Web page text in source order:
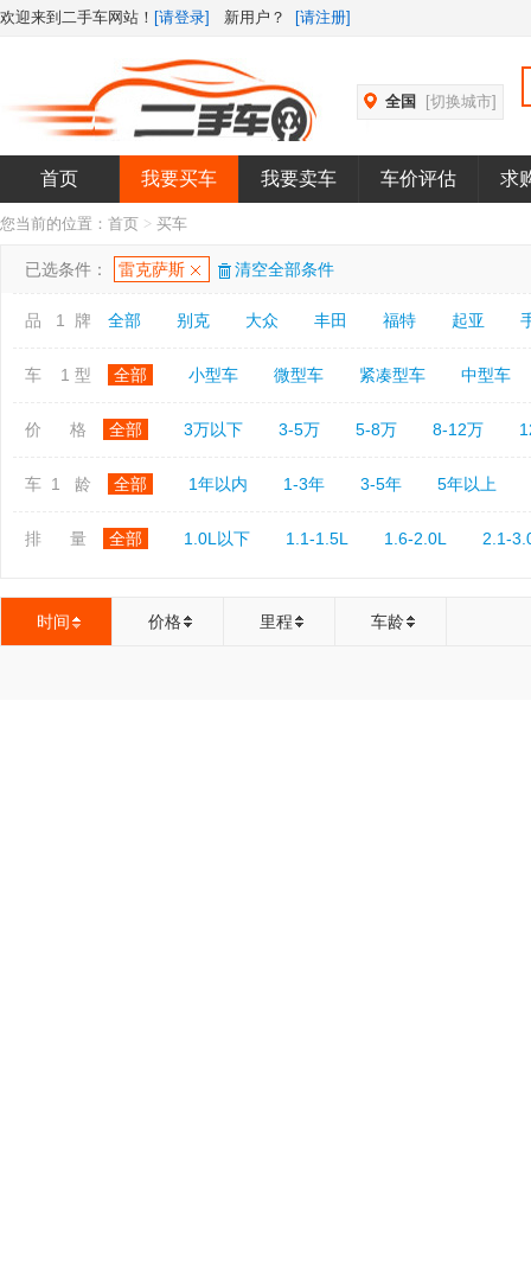
欢迎来到二手车网站！ [请登录] 新用户？ [请注册]
全国 [切换城市]
首页 我要买车 我要卖车 车价评估 求
您当前的位置： 首页 > 买车
已选条件： 雷克萨斯 清空全部条件
品 1 牌 全部 别克 大众 丰田 福特 起亚
车 1 型 全部 小型车 微型车 紧凑型车 中型车
价 格 全部 3万以下 3-5万 5-8万 8-12万
车 1 龄 全部 1年以内 1-3年 3-5年 5年以上
排 量 全部 1.0L以下 1.1-1.5L 1.6-2.0L 2.1-
时间 价格 里程 车龄